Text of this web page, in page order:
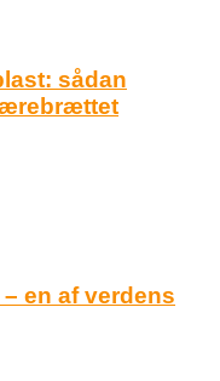
sådan
en af verdens